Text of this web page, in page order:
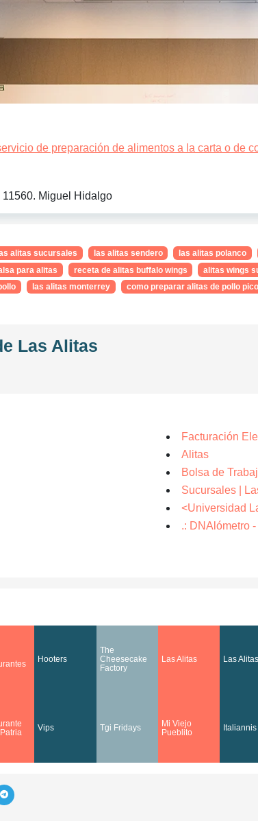
de preparación de alimentos a la carta o de
Miguel Hidalgo
alitas sucursales las alitas sendero las alitas polanco
para alitas receta de alitas buffalo wings alitas wings
las alitas monterrey como preparar alitas de pollo
Las Alitas
Facturación
Alitas
Bolsa de
Sucursales |
<Universidad
.: DNAlómetro
Hooters
The
Cheesecake
Factory
Las Alitas Las Alitas
Vips Tgi Fridays
Mi Viejo
Pueblito
Italiannis